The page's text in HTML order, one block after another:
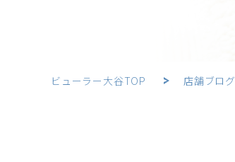
ビューラー大谷TOP 店舗ブログ